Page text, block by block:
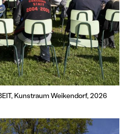
Kunstraum Weikendorf, 2026